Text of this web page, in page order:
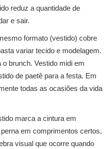
reduz a quantidade de
e sair.
formato (vestido) cobre
variar tecido e modelagem.
brunch. Vestido midi em
de paetê para a festa. Em
todas as ocasiões da vida
marca a cintura em
em comprimentos certos,
visual que ocorre quando